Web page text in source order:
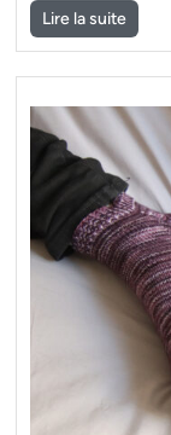
Lire la suite